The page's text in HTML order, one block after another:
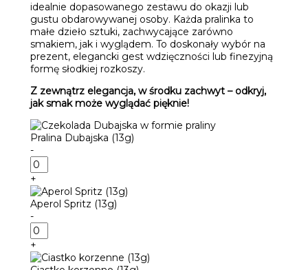
idealnie dopasowanego zestawu do okazji lub
gustu obdarowywanej osoby. Każda pralinka to
małe dzieło sztuki, zachwycające zarówno
smakiem, jak i wyglądem. To doskonały wybór na
prezent, elegancki gest wdzięczności lub finezyjną
formę słodkiej rozkoszy.
Z zewnątrz elegancja, w środku zachwyt – odkryj,
jak smak może wyglądać pięknie!
Pralina Dubajska (13g)
-
ilość
Pralina
Dubajska
(13g)
+
Aperol Spritz (13g)
-
ilość
Aperol
Spritz
(13g)
+